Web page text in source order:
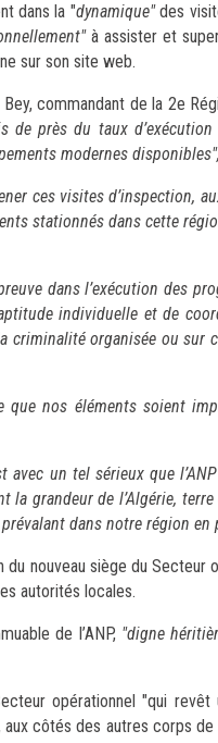
dans la "dynamique"des
à assister et
sur son site web.
commandant de la 2e
de près du taux
modernes disponibles",
ces visites d’inspection,
stationnés dans cette
dans l’exécution des
individuelle et de
organisée ou sur
nos éléments soient
un tel sérieux que
grandeur de l’Algérie,
dans notre région
nouveau siège du
des autorités locales.
de l’ANP, "digne
opérationnel "qui revêt
côtés des autres corps